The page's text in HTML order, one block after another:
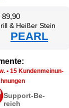
89,90
& Hei­ßer Stein
PEARL
• 15 Kun­den­mei­nun­
Sup­port-Be­
reich